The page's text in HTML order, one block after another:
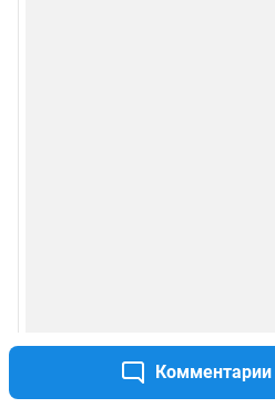
Комментарии